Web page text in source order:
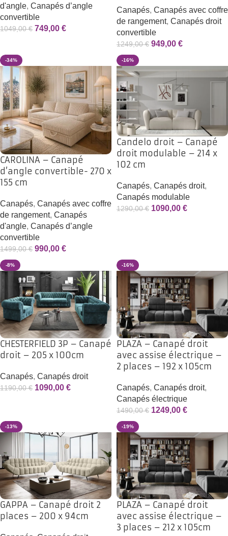
d'angle, Canapés d’angle
convertible
1049,00€ 749,00 €
Canapés, Canapés avec coffre
de rangement, Canapés droit
convertible
1249,00€ 949,00 €
-34%
CAROLINA – Canapé
d’angle convertible- 270 x
155 cm
Canapés, Canapés avec coffre
de rangement, Canapés
d'angle, Canapés d’angle
convertible
1499,00€ 990,00 €
-16%
Candelo droit – Canapé
droit modulable – 214 x
102 cm
Canapés, Canapés droit,
Canapés modulable
1290,00€ 1090,00 €
-8%
CHESTERFIELD 3P – Canapé
droit – 205 x 100cm
Canapés, Canapés droit
1190,00€ 1090,00 €
-16%
PLAZA – Canapé droit
avec assise électrique –
2 places – 192 x 105cm
Canapés, Canapés droit,
Canapés électrique
1490,00€ 1249,00 €
-13%
GAPPA – Canapé droit 2
places – 200 x 94cm
-19%
PLAZA – Canapé droit
avec assise électrique –
3 places – 212 x 105cm